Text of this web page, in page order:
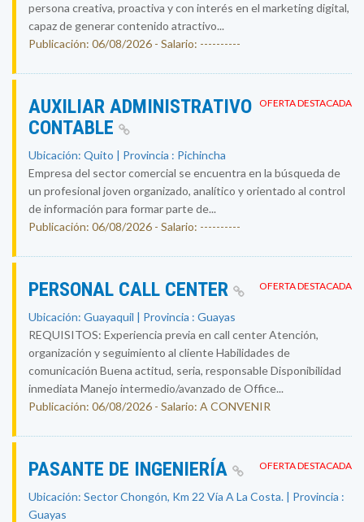
persona creativa, proactiva y con interés en el marketing digital,
capaz de generar contenido atractivo...
Publicación: 06/08/2026 - Salario: ----------
OFERTA DESTACADA
AUXILIAR ADMINISTRATIVO
CONTABLE
Ubicación: Quito | Provincia : Pichincha
Empresa del sector comercial se encuentra en la búsqueda de
un profesional joven organizado, analítico y orientado al control
de información para formar parte de...
Publicación: 06/08/2026 - Salario: ----------
OFERTA DESTACADA
PERSONAL CALL CENTER
Ubicación: Guayaquil | Provincia : Guayas
REQUISITOS: Experiencia previa en call center Atención,
organización y seguimiento al cliente Habilidades de
comunicación Buena actitud, seria, responsable Disponibilidad
inmediata Manejo intermedio/avanzado de Office...
Publicación: 06/08/2026 - Salario: A CONVENIR
OFERTA DESTACADA
PASANTE DE INGENIERÍA
Ubicación: Sector Chongón, Km 22 Vía A La Costa. | Provincia :
Guayas